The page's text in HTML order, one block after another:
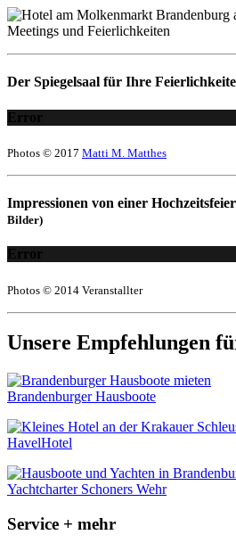
Der Spiegelsaal für Ihre
Error
Photos © 2017 Matti M. Matthes
Impressionen von einer
Bilder)
Error
Photos © 2014 Veranstallter
Unsere Empfehlungen
Brandenburger Hausboote
HavelHotel
Yachtcharter Schoners Wehr
Service + mehr